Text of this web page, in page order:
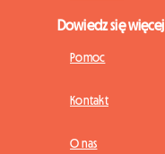
Dowiedz się więcej
Pomoc
Kontakt
O nas